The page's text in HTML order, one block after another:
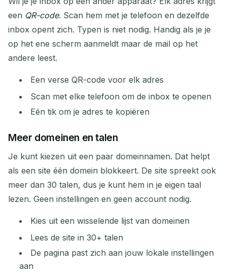
een QR-code. Scan hem met je telefoon en dezelfde
inbox opent zich. Typen is niet nodig. Handig als je je
op het ene scherm aanmeldt maar de mail op het
andere leest.
Een verse QR-code voor elk adres
Scan met elke telefoon om de inbox te openen
Eén tik om je adres te kopiëren
Meer domeinen en talen
Je kunt kiezen uit een paar domeinnamen. Dat helpt
als een site één domein blokkeert. De site spreekt ook
meer dan 30 talen, dus je kunt hem in je eigen taal
lezen. Geen instellingen en geen account nodig.
Kies uit een wisselende lijst van domeinen
Lees de site in 30+ talen
De pagina past zich aan jouw lokale instellingen
aan